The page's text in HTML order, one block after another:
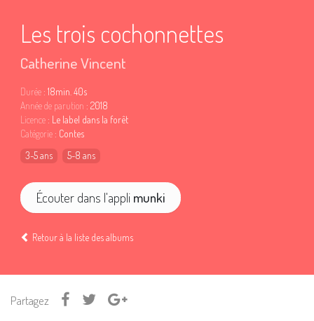
Les trois cochonnettes
Catherine Vincent
Durée : 18min. 40s
Année de parution : 2018
Licence : Le label dans la forêt
Catégorie : Contes
3-5 ans
5-8 ans
Écouter dans l'appli munki
Retour à la liste des albums
Partagez